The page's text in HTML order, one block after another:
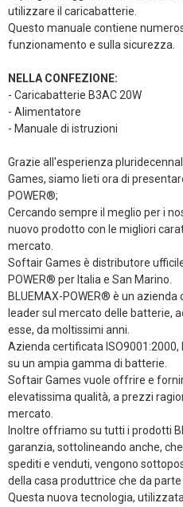
utilizzare il caricabatterie.
Questo manuale contiene
funzionamento e sulla sicurezza.
NELLA CONFEZIONE:
- Caricabatterie B3AC 20W
- Alimentatore
- Manuale di istruzioni
Grazie all'esperienza
Games, siamo lieti ora di
POWER®;
Cercando sempre il meglio per i
nuovo prodotto con le migliori
mercato.
Softair Games è distributore
POWER® per Italia e San Marino.
BLUEMAX-POWER® è un
leader sul mercato delle batterie,
esse, da moltissimi anni.
Azienda certificata
su un ampia gamma di batterie.
Softair Games vuole offrire e
elevatissima qualità, a prezzi
mercato.
Inoltre offriamo su tutti i prodotti
garanzia, sottolineando anche,
spediti e venduti, vengono
della casa produttrice che da parte
Questa nuova tecnologia,